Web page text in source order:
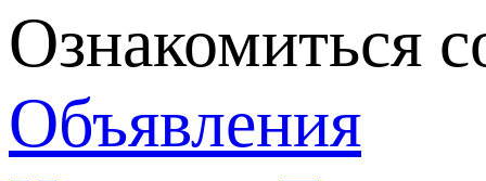
Ознакомиться
Объявления